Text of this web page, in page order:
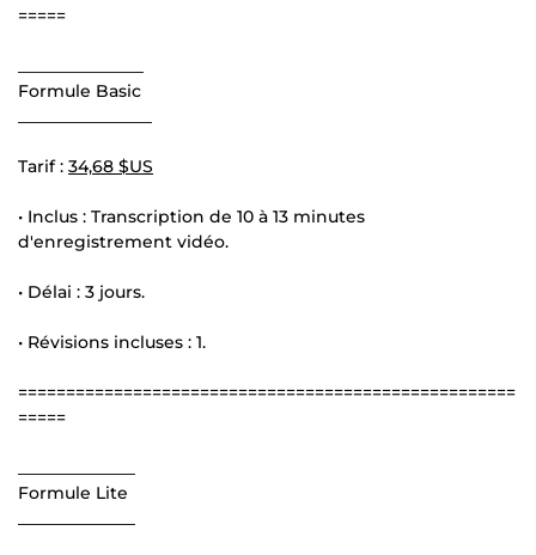
=====
Formule Basic
Tarif : 34,68 $US
• Inclus : Transcription de 10 à 13 minutes
d'enregistrement vidéo.
• Délai : 3 jours.
• Révisions incluses : 1.
====================================================
=====
Formule Lite